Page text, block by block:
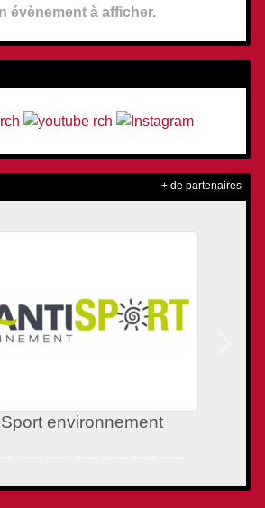
évènement à afficher.
environnement
+ de partenaires